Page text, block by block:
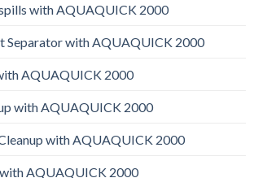
with AQUAQUICK 2000
Separator with AQUAQUICK 2000
AQUAQUICK 2000
with AQUAQUICK 2000
with AQUAQUICK 2000
AQUAQUICK 2000